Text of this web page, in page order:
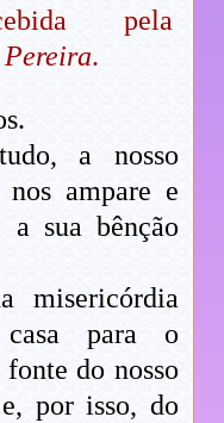
pela
.
a nosso
nos ampare e
a sua bênção
misericórdia
para o
do nosso
por isso, do